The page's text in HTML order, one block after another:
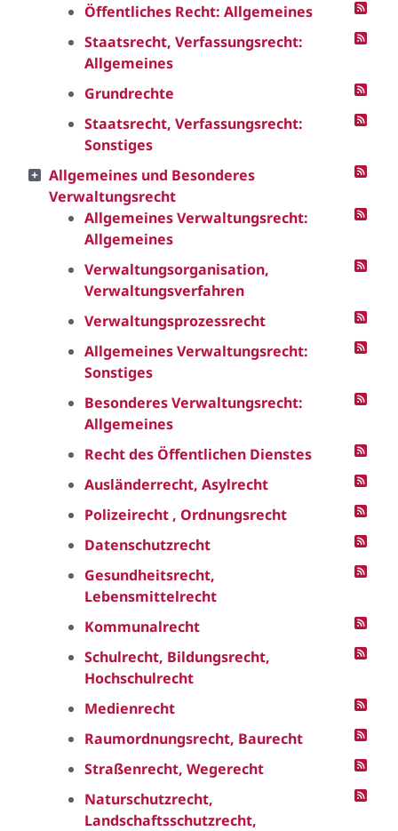
Öffentliches Recht: Allgemeines
Staatsrecht, Verfassungsrecht:
Allgemeines
Grundrechte
Staatsrecht, Verfassungsrecht:
Sonstiges
Allgemeines und Besonderes
Verwaltungsrecht
Allgemeines Verwaltungsrecht:
Allgemeines
Verwaltungsorganisation,
Verwaltungsverfahren
Verwaltungsprozessrecht
Allgemeines Verwaltungsrecht:
Sonstiges
Besonderes Verwaltungsrecht:
Allgemeines
Recht des Öffentlichen Dienstes
Ausländerrecht, Asylrecht
Polizeirecht , Ordnungsrecht
Datenschutzrecht
Gesundheitsrecht,
Lebensmittelrecht
Kommunalrecht
Schulrecht, Bildungsrecht,
Hochschulrecht
Medienrecht
Raumordnungsrecht, Baurecht
Straßenrecht, Wegerecht
Naturschutzrecht,
Landschaftsschutzrecht,